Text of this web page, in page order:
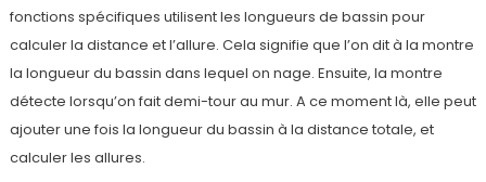
fonctions spécifiques utilisent les longueurs de bassin pour
calculer la distance et l’allure. Cela signifie que l’on dit à la montre
la longueur du bassin dans lequel on nage. Ensuite, la montre
détecte lorsqu’on fait demi-tour au mur. A ce moment là, elle peut
ajouter une fois la longueur du bassin à la distance totale, et
calculer les allures.